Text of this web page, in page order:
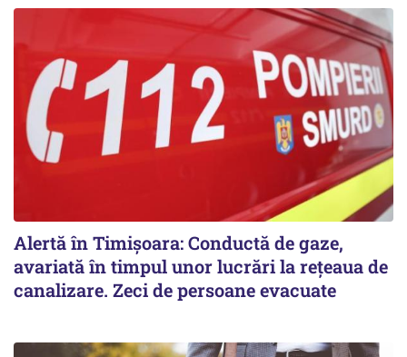
Alertă în Timișoara: Conductă de gaze,
avariată în timpul unor lucrări la rețeaua de
canalizare. Zeci de persoane evacuate